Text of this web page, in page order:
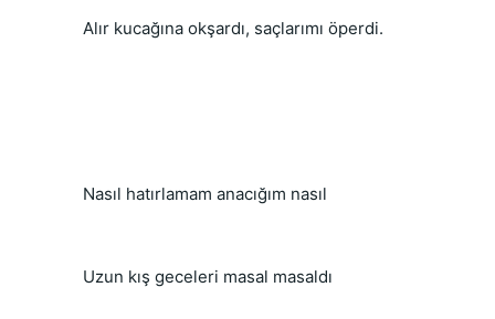
Alır kucağına okşardı, saçlarımı öperdi.
Nasıl hatırlamam anacığım nasıl
Uzun kış geceleri masal masaldı